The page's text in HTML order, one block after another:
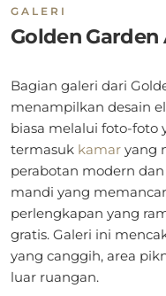
GALERI
Golden Garden
Bagian galeri dari
menampilkan desain
biasa melalui foto-foto
termasuk kamar yang
perabotan modern
mandi yang
perlengkapan yang
gratis. Galeri ini
yang canggih, area
luar ruangan.